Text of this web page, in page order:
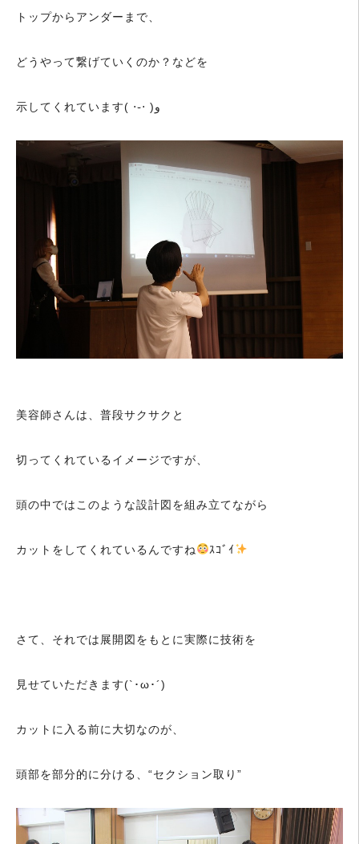
トップからアンダーまで、
どうやって繋げていくのか？などを
示してくれています( ⋅֊⋅ )‎و
美容師さんは、普段サクサクと
切ってくれているイメージですが、
頭の中ではこのような設計図を組み立てながら
カットをしてくれているんですね ｽｺﾞｲ
さて、それでは展開図をもとに実際に技術を
見せていただきます(`･ω･´)ゞ
カットに入る前に大切なのが、
頭部を部分的に分ける、“セクション取り”